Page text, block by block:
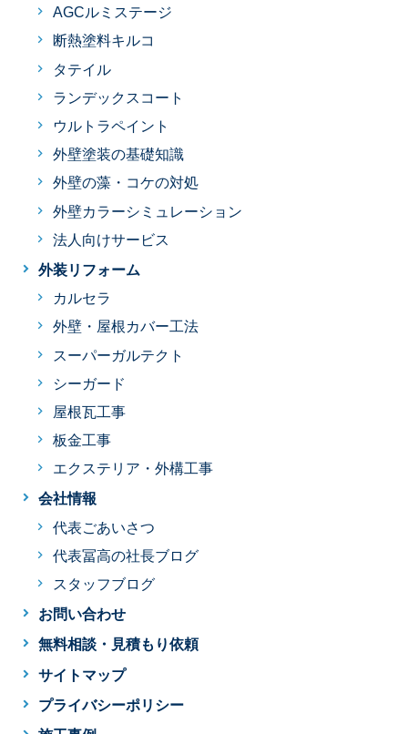
AGCルミステージ
断熱塗料キルコ
タテイル
ランデックスコート
ウルトラペイント
外壁塗装の基礎知識
外壁の藻・コケの対処
外壁カラーシミュレーション
法人向けサービス
外装リフォーム
カルセラ
外壁・屋根カバー工法
スーパーガルテクト
シーガード
屋根瓦工事
板金工事
エクステリア・外構工事
会社情報
代表ごあいさつ
代表冨高の社長ブログ
スタッフブログ
お問い合わせ
無料相談・見積もり依頼
サイトマップ
プライバシーポリシー